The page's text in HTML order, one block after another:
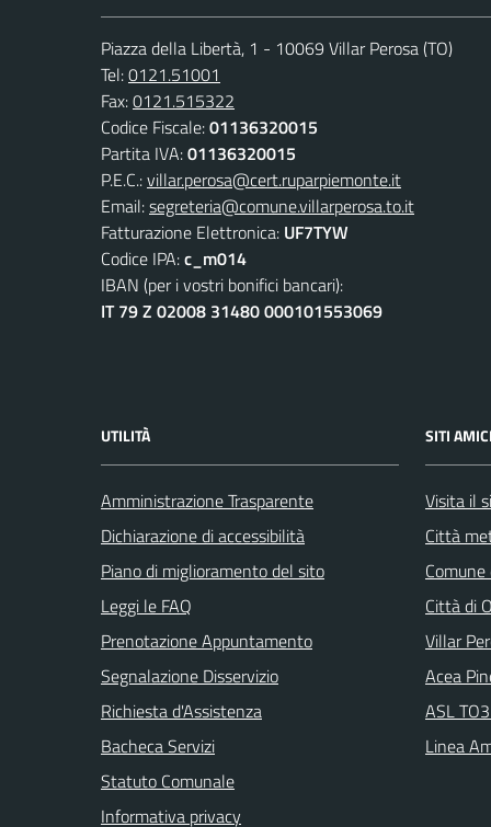
Piazza della Libertà, 1 - 10069 Villar Perosa (TO)
Tel:0121.51001
Fax:0121.515322
Codice Fiscale:01136320015
Partita IVA:01136320015
P.E.C.:villar.perosa@cert.ruparpiemonte.it
Email:segreteria@comune.villarperosa.to.it
Fatturazione Elettronica: UF7TYW
Codice IPA:c_m014
IBAN (per i vostri bonifici bancari):
IT 79 Z 02008 31480 000101553069
UTILITÀ
Amministrazione Trasparente
Dichiarazione di accessibilità
Piano di miglioramento del sito
Leggi le FAQ
Prenotazione Appuntamento
Segnalazione Disservizio
Richiesta d'Assistenza
Bacheca Servizi
Statuto Comunale
Informativa privacy
SITI AMICI
Visita il
Città
Comune
Città di
Villar
Acea
ASL
Linea